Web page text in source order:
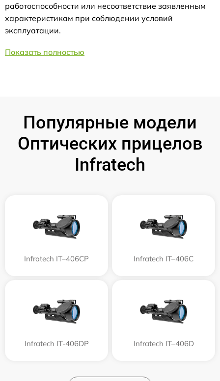
работоспособности или несоответствие заявленным
характеристикам при соблюдении условий
эксплуатации.
Показать полностью
Популярные модели
Оптических прицелов
Infratech
Infratech IT–406СP Infratech IT–406С
Infratech IT-406DP Infratech IT–406D